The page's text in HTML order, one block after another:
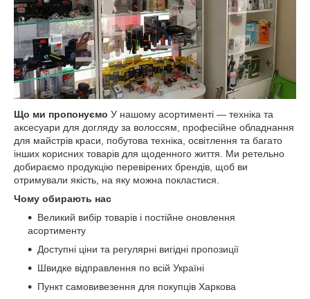
Що ми пропонуємо У нашому асортименті — техніка та
аксесуари для догляду за волоссям, професійне обладнання
для майстрів краси, побутова техніка, освітлення та багато
інших корисних товарів для щоденного життя. Ми ретельно
добираємо продукцію перевірених брендів, щоб ви
отримували якість, на яку можна покластися.
Чому обирають нас
Великий вибір товарів і постійне оновлення
асортименту
Доступні ціни та регулярні вигідні пропозиції
Швидке відправлення по всій Україні
Пункт самовивезення для покупців Харкова